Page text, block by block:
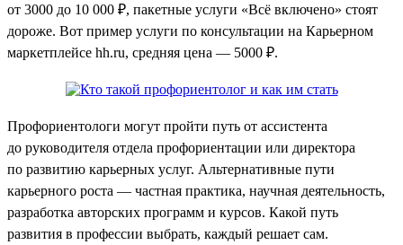
от 3000 до 10 000 ₽, пакетные услуги «Всё включено» стоят
дороже. Вот пример услуги по консультации на Карьерном
маркетплейсе hh.ru, средняя цена — 5000 ₽.
Профориентологи могут пройти путь от ассистента
до руководителя отдела профориентации или директора
по развитию карьерных услуг. Альтернативные пути
карьерного роста — частная практика, научная деятельность,
разработка авторских программ и курсов. Какой путь
развития в профессии выбрать, каждый решает сам.